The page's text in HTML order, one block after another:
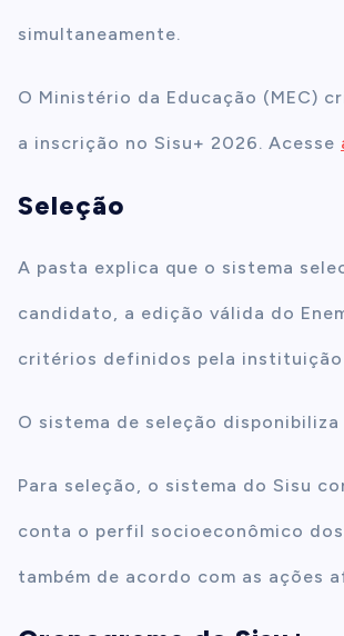
simultaneamente.
O Ministério da Educação (MEC)
a inscrição no Sisu+ 2026. Acesse
Seleção
A pasta explica que o sistema
candidato, a edição válida do
critérios definidos pela
O sistema de seleção
Para seleção, o sistema do Sisu
conta o perfil socioeconômico
também de acordo com as ações